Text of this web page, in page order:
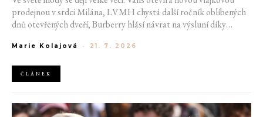
prodejnou v srdci Milána, LVMH chystá další ročník oblíbených
dnů otevřených dveří, Burberry hlásí návrat na výsluní díky
AliExpress.
Marie Kolajová - 21. 7. 2026
ČLÁNEK